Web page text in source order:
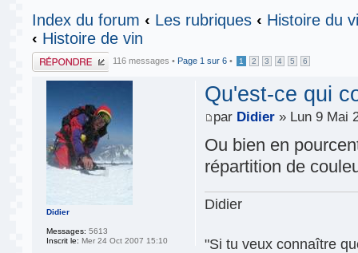
Index du forum ‹ Les rubriques ‹ Histoire du
‹ Histoire de vin
Publier une
réponse
116 messages • Page 1 sur 6 • 1 2 3 4 5 6
Qu'est-ce qui
par Didier » Lun 9 Mai
Ou bien en
répartition de
Didier
"Si tu veux connaître
Didier
Messages: 5613
Inscrit le: Mer 24 Oct 2007 15:10